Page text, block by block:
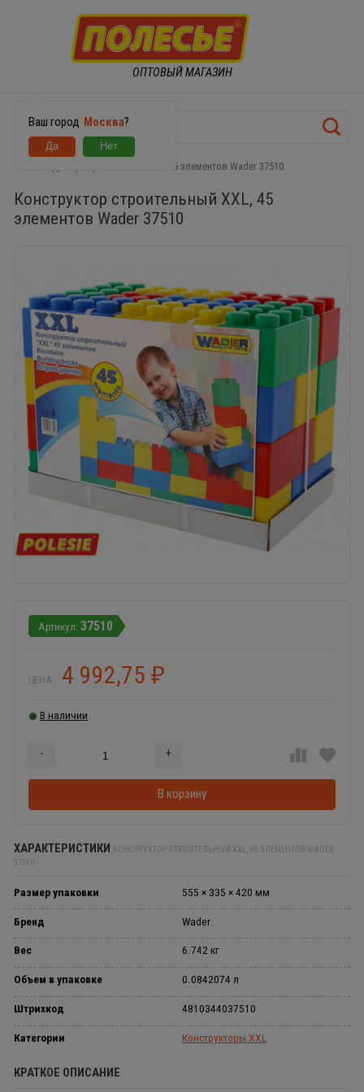
ОПТОВЫЙ МАГАЗИН
Ваш город Москва?
Конструктор строительный XXL, 45 элементов Wader 37510
Конструктор строительный XXL, 45
элементов Wader 37510
37510
ЦЕНА: 4 992,75 ₽
В наличии
- +
В корзину
ХАРАКТЕРИСТИКИ КОНСТРУКТОР СТРОИТЕЛЬНЫЙ XXL, 45 ЭЛЕМЕНТОВ WADER
37510
Размер упаковки 555 × 335 × 420 мм
Бренд Wader
Вес 6.742 кг
Объем в упаковке 0.0842074 л
Штрихкод 4810344037510
Категории Конструкторы XXL
КРАТКОЕ ОПИСАНИЕ